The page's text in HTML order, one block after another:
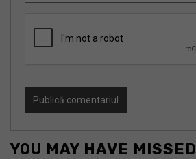
YOU MAY HAVE MISSED